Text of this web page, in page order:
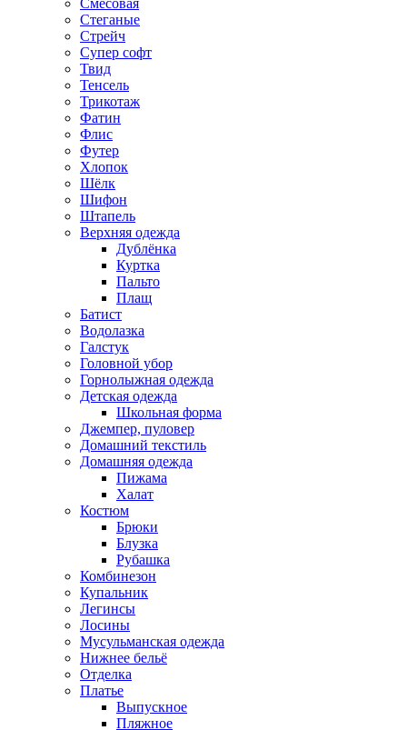
Стеганые
Стрейч
Супер софт
Твид
Тенсель
Трикотаж
Фатин
Флис
Футер
Хлопок
Шёлк
Шифон
Штапель
Верхняя одежда
Дублёнка
Куртка
Пальто
Плащ
Батист
Водолазка
Галстук
Головной убор
Горнолыжная одежда
Детская одежда
Школьная форма
Джемпер, пуловер
Домашний текстиль
Домашняя одежда
Пижама
Халат
Костюм
Брюки
Блузка
Рубашка
Комбинезон
Купальник
Легинсы
Лосины
Мусульманская одежда
Нижнее бельё
Отделка
Платье
Выпускное
Пляжное